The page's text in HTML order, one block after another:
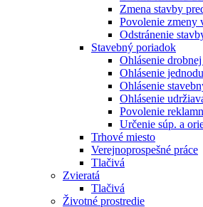
Zmena stavby
Povolenie zmeny
Odstránenie
Stavebný poriadok
Ohlásenie
Ohlásenie
Ohlásenie
Ohlásenie
Povolenie
Určenie súp. a
Trhové miesto
Verejnoprospešné práce
Tlačivá
Zvieratá
Tlačivá
Životné prostredie